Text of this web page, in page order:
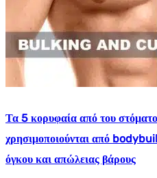
Τα 5 κορυφαία από του
χρησιμοποιούνται από
όγκου και απώλειας βάρους